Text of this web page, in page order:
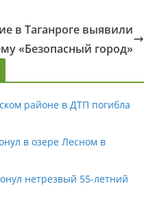
в Таганроге выявили
«Безопасный город»
районе в ДТП погибла
в озере Лесном в
нетрезвый 55-летний